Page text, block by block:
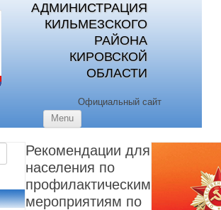
АДМИНИСТРАЦИЯ
КИЛЬМЕЗСКОГО
РАЙОНА
КИРОВСКОЙ
ОБЛАСТИ
Официальный сайт
Menu
Рекомендации для
населения по
профилактическим
мероприятиям по